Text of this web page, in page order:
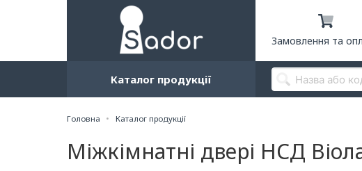
Замовлення та
Каталог продукції
Головна Каталог продукції
Міжкімнатні двері НСД